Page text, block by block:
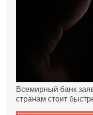
Всемирный банк
странам стоит